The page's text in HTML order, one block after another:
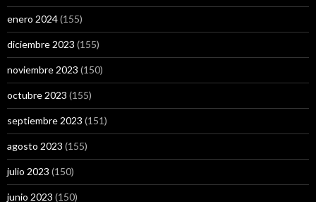
enero 2024(155)
diciembre 2023 (155)
noviembre 2023 (150)
octubre 2023 (155)
septiembre 2023 (151)
agosto 2023 (155)
julio 2023 (150)
junio 2023 (150)